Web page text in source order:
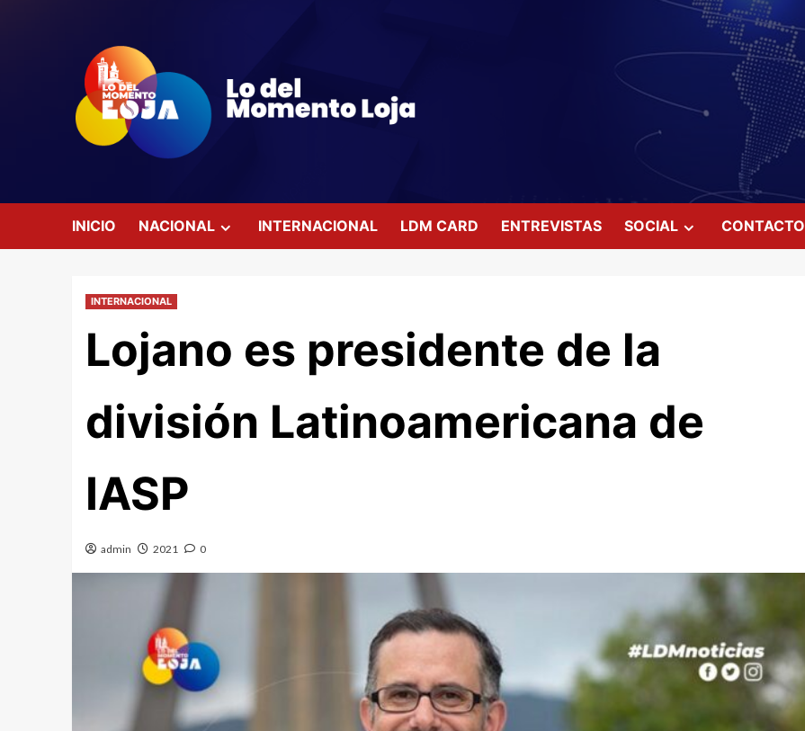
INICIO NACIONAL INTERNACIONAL LDM CARD ENTREVISTAS SOCIAL CONTACTO
INTERNACIONAL
Lojano es presidente de la
división Latinoamericana de
IASP
admin 2021 0